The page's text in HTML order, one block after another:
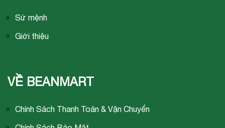
Sứ mệnh
Giới thiệu
VỀ BEANMART
Chính Sách Thanh Toán & Vận Chuyển